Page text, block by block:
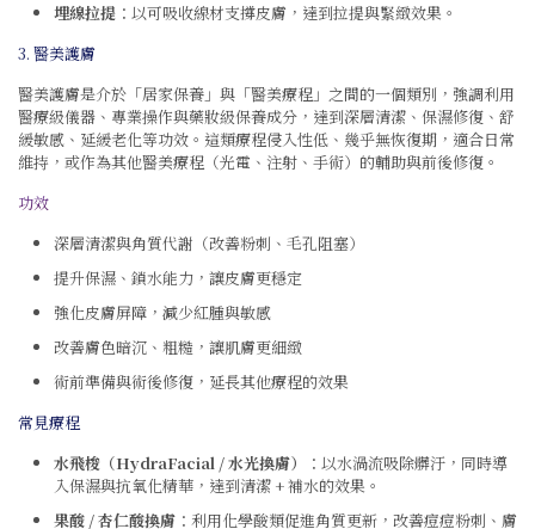
埋線拉提 ：以可吸收線材支撐皮膚，達到拉提與緊緻效果。
3. 醫美護膚
醫美護膚是介於「居家保養」與「醫美療程」之間的一個類別，強調利用
醫療級儀器、專業操作與藥妝級保養成分，達到深層清潔、保濕修復、舒
緩敏感、延緩老化等功效。這類療程侵入性低、幾乎無恢復期，適合日常
維持，或作為其他醫美療程（光電、注射、手術）的輔助與前後修復。
功效
深層清潔與角質代謝（改善粉刺、毛孔阻塞）
提升保濕、鎖水能力，讓皮膚更穩定
強化皮膚屏障，減少紅腫與敏感
改善膚色暗沉、粗糙，讓肌膚更細緻
術前準備與術後修復，延長其他療程的效果
常見療程
水飛梭（HydraFacial / 水光換膚）
：以水渦流吸除髒汙，同時導
入保濕與抗氧化精華，達到清潔 + 補水的效果。
果酸 / 杏仁酸換膚 ：利用化學酸類促進角質更新，改善痘痘粉刺、膚